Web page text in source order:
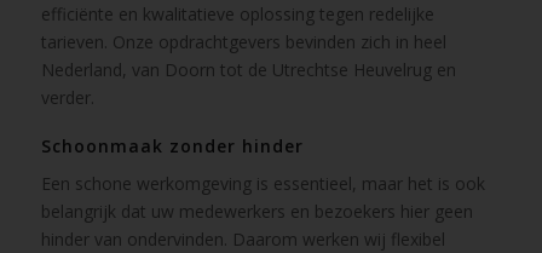
efficiënte en kwalitatieve oplossing tegen redelijke
tarieven. Onze opdrachtgevers bevinden zich in heel
Nederland, van Doorn tot de Utrechtse Heuvelrug en
verder.
Schoonmaak zonder hinder
Een schone werkomgeving is essentieel, maar het is ook
belangrijk dat uw medewerkers en bezoekers hier geen
hinder van ondervinden. Daarom werken wij flexibel